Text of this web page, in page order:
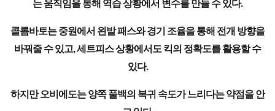
는 움직임을 통해 역습 상황에서 변수를 만들 수 있다.
콜롬바토는 중원에서 왼발 패스와 경기 조율을 통해 전개 방향을
바꿔줄 수 있고, 세트피스 상황에서도 킥의 정확도를 활용할 수
있다.
하지만 오비에도는 양쪽 풀백의 복귀 속도가 느리다는 약점을 안